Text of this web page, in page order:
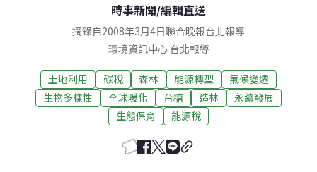
時事新聞/編輯直送
摘錄自2008年3月4日聯合晚報台北報導
環境資訊中心 台北報導
土地利用 碳稅 森林 能源轉型
氣候變遷
生物多樣性
全球暖化 台糖 造林
永續發展
生態保育
能源稅